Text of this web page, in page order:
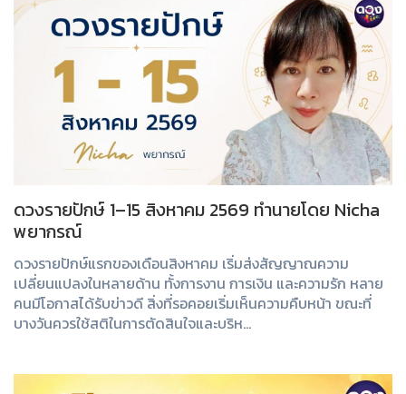
ดวงรายปักษ์ 1–15 สิงหาคม 2569 ทำนายโดย Nicha
พยากรณ์
ดวงรายปักษ์แรกของเดือนสิงหาคม เริ่มส่งสัญญาณความ
เปลี่ยนแปลงในหลายด้าน ทั้งการงาน การเงิน และความรัก หลาย
คนมีโอกาสได้รับข่าวดี สิ่งที่รอคอยเริ่มเห็นความคืบหน้า ขณะที่
บางวันควรใช้สติในการตัดสินใจและบริห...